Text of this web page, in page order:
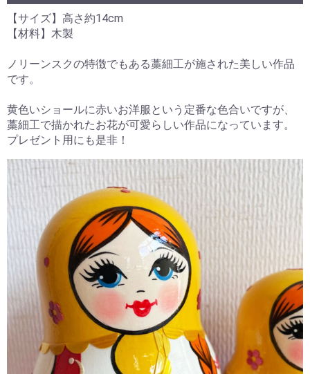
【サイズ】高さ約14cm
【材料】木製
ノリーンスクの特徴でもある藁細工が施された美しい作品
です。
黄色いショールに赤いお洋服という定番な色合いですが、
藁細工で描かれたお花が可愛らしい作品になっています。
プレゼント用にも是非！